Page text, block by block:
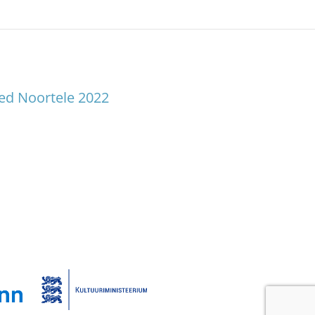
Noortele 2022